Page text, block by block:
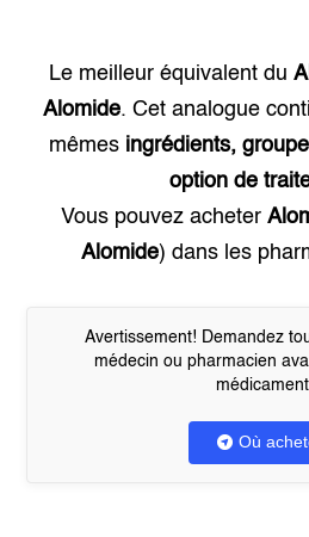
Le meilleur équivalent du
Alomide. Cet analogue
mêmes ingrédients,
option de
Vous pouvez acheter
Alomide) dans les
Avertissement! Demandez
médecin ou pharmacien
Où